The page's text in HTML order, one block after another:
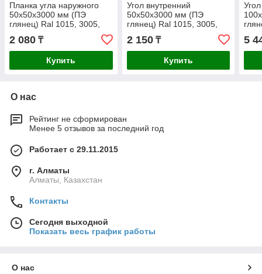
Планка угла наружного
50x50x3000 мм (ПЭ
глянец) Ral 1015, 3005,
5005, 6005, 7004, 7024,
8017, 9003, 9006
2 080 ₸
Купить
Угол внутренний
50x50x3000 мм (ПЭ
глянец) Ral 1015, 3005,
5005, 6005, 7004, 7024,
8017, 9003, 9006
2 150₸
Купить
5
О нас
Рейтинг не сформирован
Менее 5 отзывов за последний год
Работает с 29.11.2015
г. Алматы
Алматы, Казахстан
Контакты
Сегодня выходной
Показать весь график работы
О нас